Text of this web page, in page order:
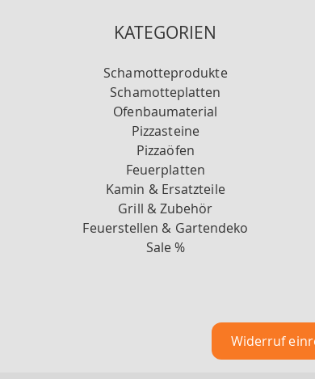
KATEGORIEN
Schamotteprodukte
Schamotteplatten
Ofenbaumaterial
Pizzasteine
Pizzaöfen
Feuerplatten
Kamin & Ersatzteile
Grill & Zubehör
Feuerstellen & Gartendeko
Sale %
Widerruf